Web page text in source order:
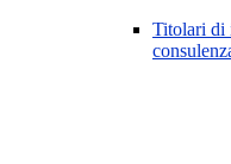
Titolari di